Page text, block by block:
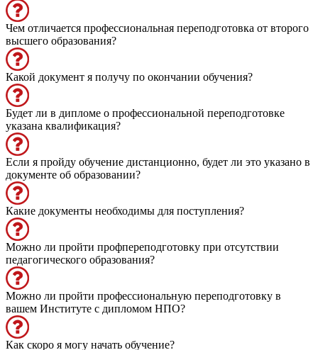
Чем отличается профессиональная переподготовка от второго
высшего образования?
Какой документ я получу по окончании обучения?
Будет ли в дипломе о профессиональной переподготовке
указана квалификация?
Если я пройду обучение дистанционно, будет ли это указано в
документе об образовании?
Какие документы необходимы для поступления?
Можно ли пройти профпереподготовку при отсутствии
педагогического образования?
Можно ли пройти профессиональную переподготовку в
вашем Институте с дипломом НПО?
Как скоро я могу начать обучение?